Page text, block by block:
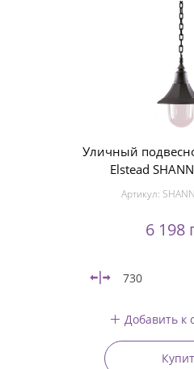
Уличный
Elstead
Артикул:
6 198
730
Добавить к